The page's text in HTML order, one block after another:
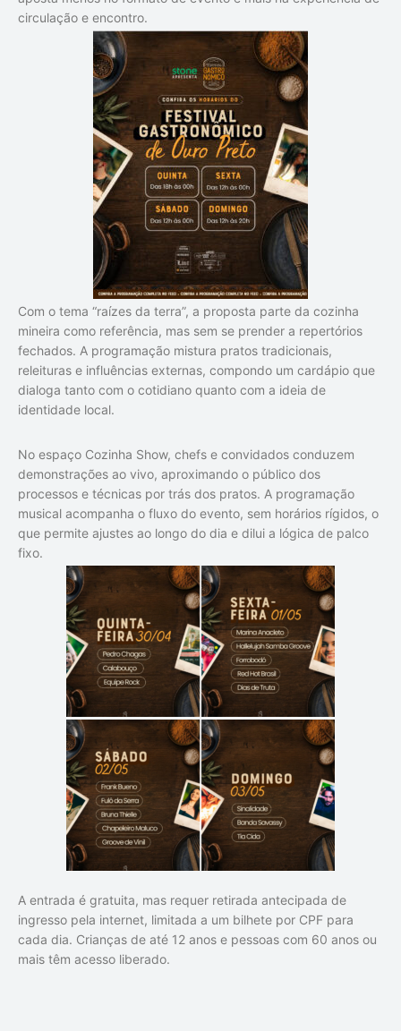
circulação e encontro.
Com o tema “raízes da terra”, a proposta parte da cozinha
mineira como referência, mas sem se prender a repertórios
fechados. A programação mistura pratos tradicionais,
releituras e influências externas, compondo um cardápio que
dialoga tanto com o cotidiano quanto com a ideia de
identidade local.
No espaço Cozinha Show, chefs e convidados conduzem
demonstrações ao vivo, aproximando o público dos
processos e técnicas por trás dos pratos. A programação
musical acompanha o fluxo do evento, sem horários rígidos, o
que permite ajustes ao longo do dia e dilui a lógica de palco
fixo.
A entrada é gratuita, mas requer retirada antecipada de
ingresso pela internet, limitada a um bilhete por CPF para
cada dia. Crianças de até 12 anos e pessoas com 60 anos ou
mais têm acesso liberado.